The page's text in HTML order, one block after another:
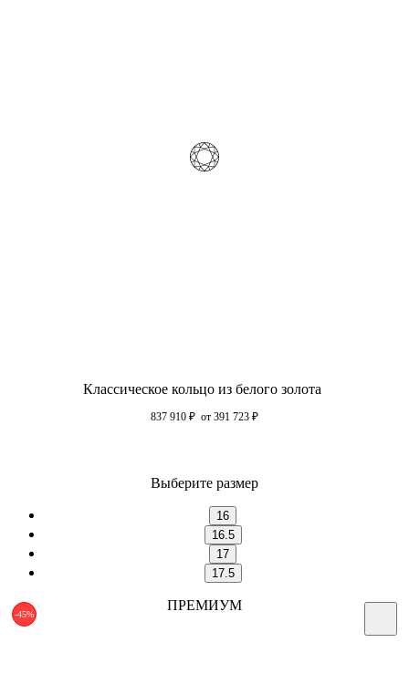
Классическое кольцо из белого золота
837 910 ₽ от 391 723 ₽
Выберите размер
16
16.5
17
17.5
-45%
ПРЕМИУМ